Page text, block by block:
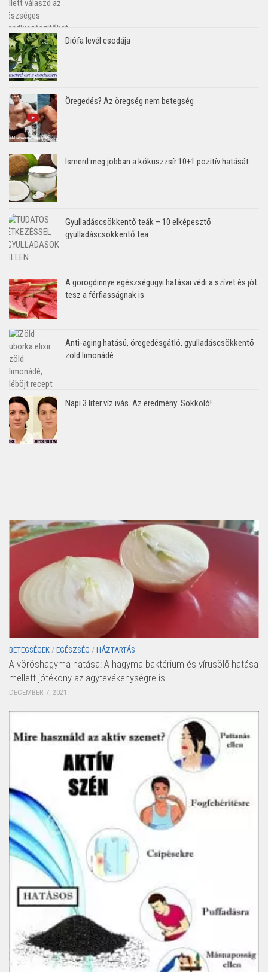
Diófa levél csodája
Öregedés? Az öregség nem betegség
Ismerd meg jobban a kókuszzsír 10+1 pozitív hatását
Gyulladáscsökkentő teák – 10 elképesztő
gyulladáscsökkentő tea
A görögdinnye egészségügyi hatásai:védi a szívet és jót
tesz a férfiasságnak is
Anti-aging hatású, öregedésgátló, gyulladáscsökkentő
zöld limonádé
Napi 3 liter víz ivás. Az eredmény: Sokkoló!
BETEGSÉGEK / EGÉSZSÉG / HÁZTARTÁS
A vöröshagyma hatása: A hagyma baktérium és vírusölő hatása
mellett jótékony az agytevékenységre is
DECEMBER 7, 2021